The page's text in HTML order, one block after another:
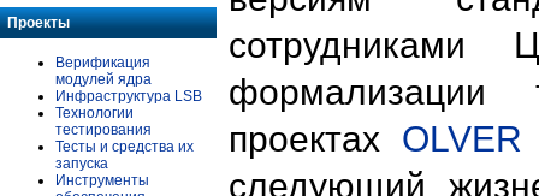
Проекты
Верификация
модулей ядра
Инфраструктура LSB
Технологии
тестирования
Тесты и средства их
запуска
Инструменты
формализации
проектах OLVER
следующий